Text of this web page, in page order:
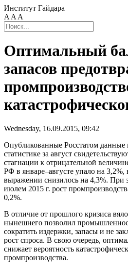
Институт Гайдара
A A A
Оптимальный
запасов
Wednesday, 16.09.2015, 09:42
Опубликованные Росстатом
статистике за август
стагнации к отрицательной
РФ в январе–августе упало на 3,2%,
выражении снизилось на 4,3%. При
июлем 2015 г. рост
0,2%.
В отличие от прошлого кризиса
нынешнего позволил
сократить издержки, запасы и не
рост спроса. В свою очередь,
снижает вероятность
промпроизводства.